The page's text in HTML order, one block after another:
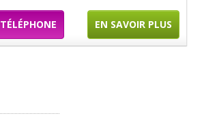
TÉLÉPHONE EN SAVOIR PLUS